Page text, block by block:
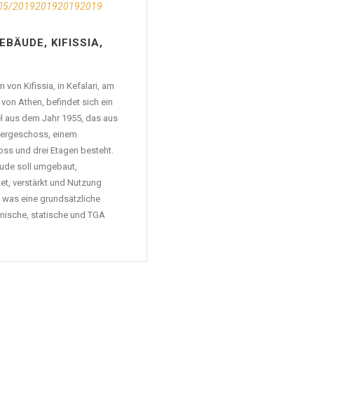
2019201920192019
KIFISSIA,
von Kifissia, in Kefalari, am
Athen, befindet sich ein
aus dem Jahr 1955, das aus
einem
und drei Etagen besteht.
soll umgebaut,
verstärkt und Nutzung
was eine grundsätzliche
statische und TGA